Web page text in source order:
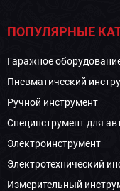
ПОПУЛЯРНЫЕ
Гаражное
Пневматический
Ручной инструмент
Специнструмент для
Электроинструмент
Электротехнический
Измерительный